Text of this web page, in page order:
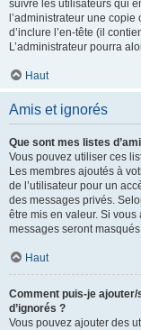
suivre les utilisateurs qui
l’administrateur une
d’inclure l’en-tête (il
L’administrateur pourra
Haut
Amis et ignorés
Que sont mes listes
Vous pouvez utiliser ces
Les membres ajoutés à
de l’utilisateur pour un
des messages privés.
être mis en valeur. Si
messages seront
Haut
Comment puis-je
d’ignorés ?
Vous pouvez ajouter des